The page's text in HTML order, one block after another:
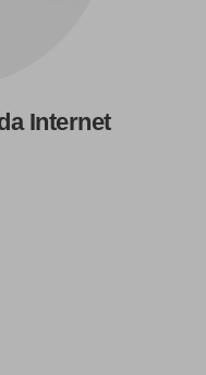
Internet